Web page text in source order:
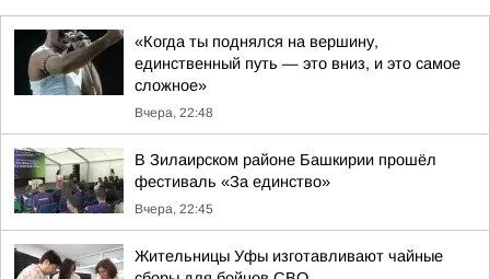
«Когда ты поднялся на вершину,
единственный путь — это вниз, и это самое
сложное»
Вчера, 22:48
В Зилаирском районе Башкирии прошёл
фестиваль «За единство»
Вчера, 22:45
Жительницы Уфы изготавливают чайные